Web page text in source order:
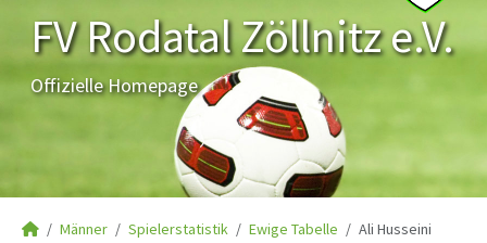
FV Rodatal Zöllnitz e.V.
Offizielle Homepage
Männer Spielerstatistik Ewige Tabelle Ali Husseini